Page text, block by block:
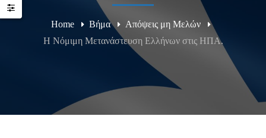
Home Βήμα
Απόψεις μη Μελών
Η Νόμιμη Μετανάστευση Ελλήνων στις ΗΠΑ.